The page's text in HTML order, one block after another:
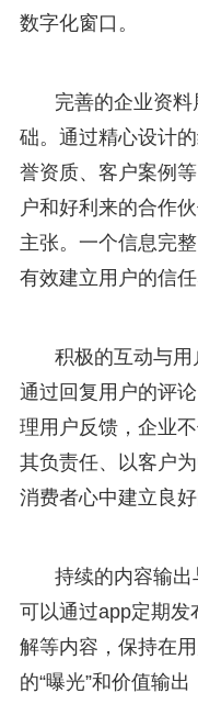
数字化窗口。
完善的企业资
础。通过精心设计
誉资质、客户案例
户和好利来的合作
主张。一个信息完
有效建立用户的信
积极的互动与用
通过回复用户的评
理用户反馈，企业
其负责任、以客户
消费者心中建立良好
持续的内容输
可以通过app定期发
解等内容，保持在
的“曝光”和价值输